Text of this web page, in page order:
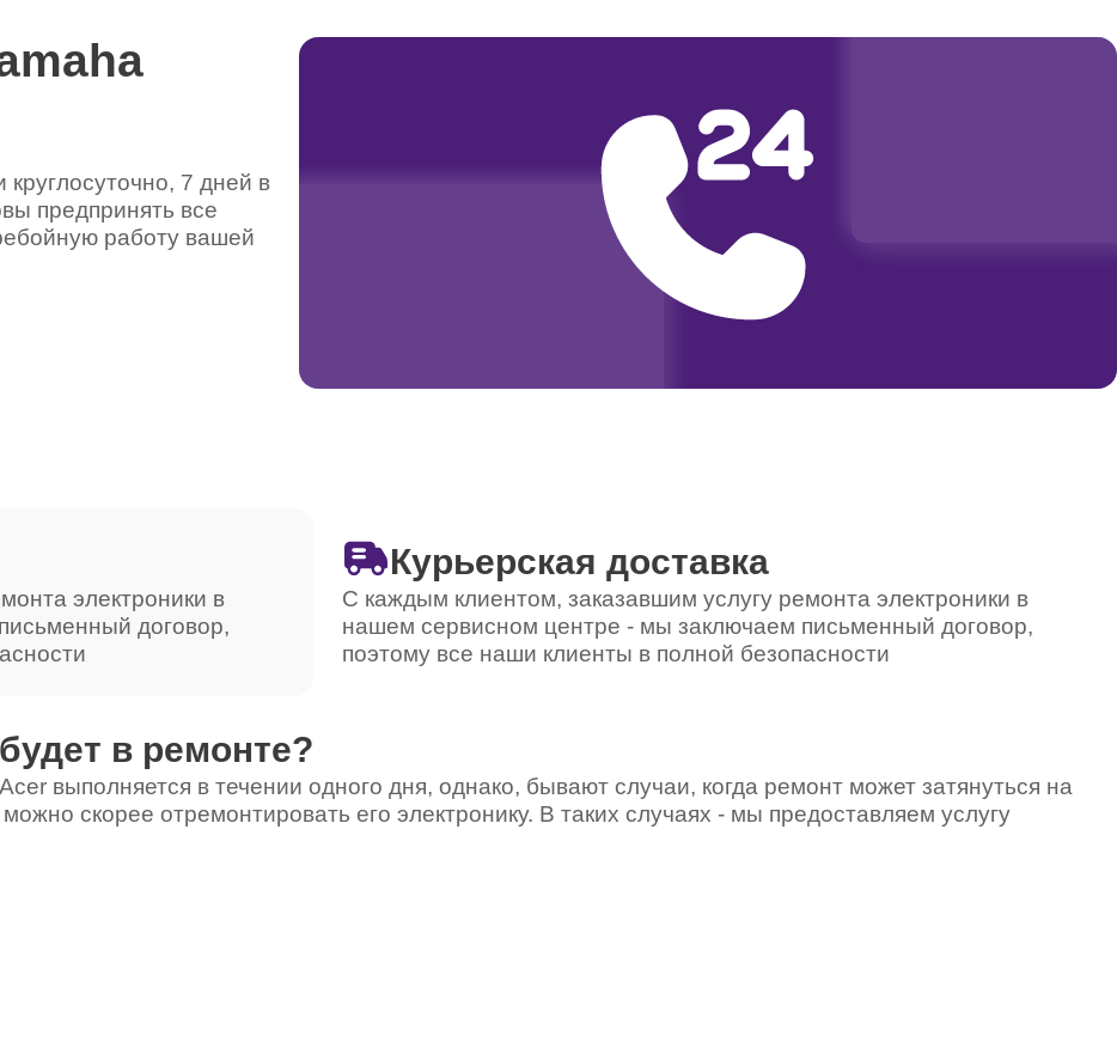
7 дней в
предпринять все
работу вашей
электроники в
договор,
Курьерская доставка
С каждым клиентом, заказавшим услугу ремонта электроники в
нашем сервисном центре - мы заключаем письменный договор,
поэтому все наши клиенты в полной безопасности
в ремонте?
выполняется в течении одного дня, однако, бывают случаи, когда ремонт может затянуться на
скорее отремонтировать его электронику. В таких случаях - мы предоставляем услугу